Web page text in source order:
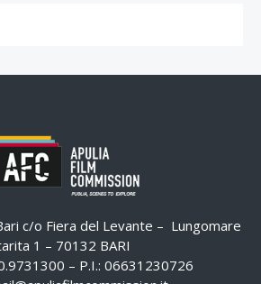
c/o Fiera del Levante – Lungomare
1 – 70132 BARI
– P.I.: 06631230726